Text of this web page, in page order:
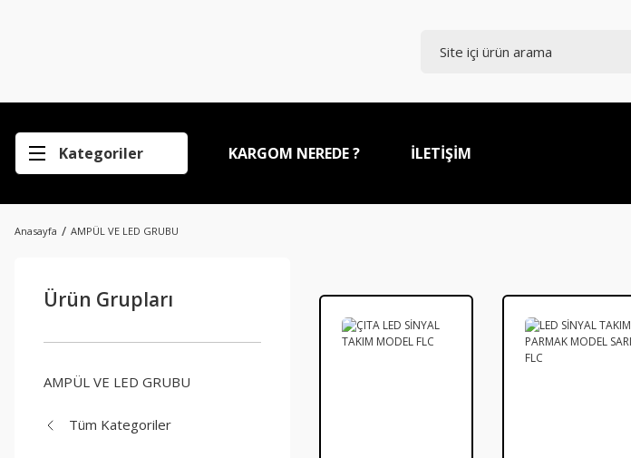
Kategoriler KARGOM NEREDE ? İLETİŞİM
Anasayfa AMPÜL VE LED GRUBU
Ürün Grupları
AMPÜL VE LED GRUBU
Tüm Kategoriler